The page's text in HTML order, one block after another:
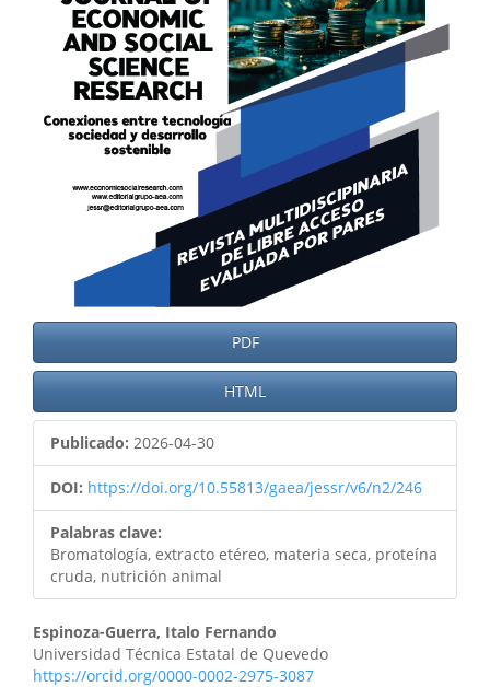
PDF
HTML
Publicado: 2026-04-30
DOI: https://doi.org/10.55813/gaea/jessr/v6/n2/246
Palabras clave:
Bromatología, extracto etéreo, materia seca, proteína
cruda, nutrición animal
Espinoza-Guerra, Italo Fernando
Universidad Técnica Estatal de Quevedo
https://orcid.org/0000-0002-2975-3087